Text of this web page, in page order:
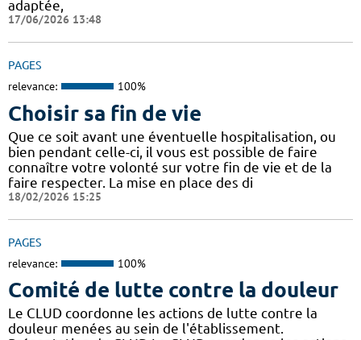
adaptée,
17/06/2026 13:48
PAGES
relevance: 100%
Choisir sa fin de vie
Que ce soit avant une éventuelle hospitalisation, ou
bien pendant celle-ci, il vous est possible de faire
connaître votre volonté sur votre fin de vie et de la
faire respecter. La mise en place des di
18/02/2026 15:25
PAGES
relevance: 100%
Comité de lutte contre la douleur
Le CLUD coordonne les actions de lutte contre la
douleur menées au sein de l'établissement.